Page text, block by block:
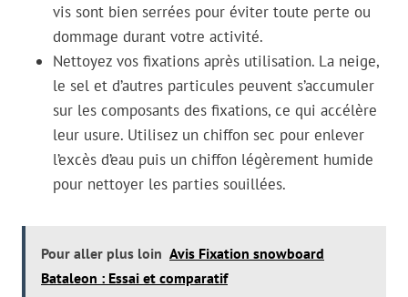
vis sont bien serrées pour éviter toute perte ou
dommage durant votre activité.
Nettoyez vos fixations après utilisation. La neige,
le sel et d’autres particules peuvent s’accumuler
sur les composants des fixations, ce qui accélère
leur usure. Utilisez un chiffon sec pour enlever
l’excès d’eau puis un chiffon légèrement humide
pour nettoyer les parties souillées.
Pour aller plus loin Avis Fixation snowboard
Bataleon : Essai et comparatif